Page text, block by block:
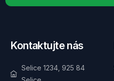
Kontaktujte nás
Selice 1234, 925 84